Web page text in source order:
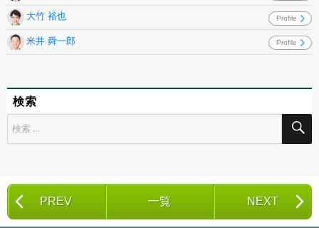
大竹 裕也 Profile
米井 舜一郎 Profile
検索
PREV 一覧 NEXT